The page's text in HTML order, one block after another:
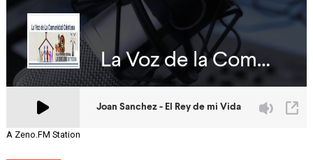
A Zeno.FM Station